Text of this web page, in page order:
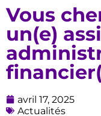
Vous
un(e)
avril 17, 2025
Actualités